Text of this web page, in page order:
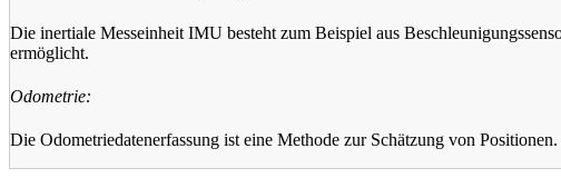
Die inertiale Messeinheit IMU besteht zum Beispiel aus
ermöglicht.
Odometrie:
Die Odometriedatenerfassung ist eine Methode zur Schätzung von